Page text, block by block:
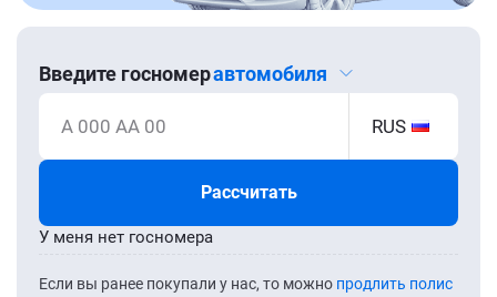
Введите госномеравтомобиля
А 000 АА 00 RUS
Рассчитать
Если вы ранее покупали у нас, то можно продлить полис
У меня нет госномера